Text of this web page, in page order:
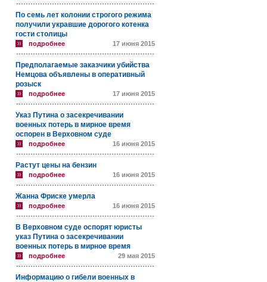
По семь лет колонии строгого режима
получили укравшие дорогого котенка
гости столицы
подробнее 17 июня 2015
Предполагаемые заказчики убийства
Немцова объявлены в оперативный
розыск
подробнее 17 июня 2015
Указ Путина о засекречивании
военных потерь в мирное время
оспорен в Верховном суде
подробнее 16 июня 2015
Растут цены на бензин
подробнее 16 июня 2015
Жанна Фриске умерла
подробнее 16 июня 2015
В Верховном суде оспорят юристы
указ Путина о засекречивании
военных потерь в мирное время
подробнее 29 мая 2015
Информацию о гибели военных в